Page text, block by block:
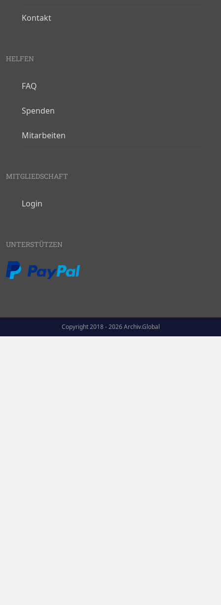
Kontakt
HELFEN
FAQ
Spenden
Mitarbeiten
MITGLIEDSCHAFT
Login
UNTERSTÜTZEN
Copyright 2018 - 2026 Archiv.Global